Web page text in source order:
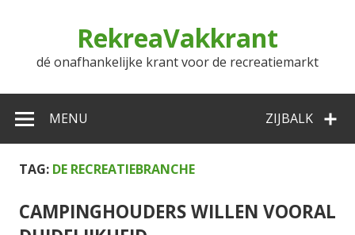
RekreaVakkrant
dé onafhankelijke krant voor de recreatiemarkt
ZIJBALK
MENU
TAG: DE RECREATIEBRANCHE
CAMPINGHOUDERS WILLEN VOORAL